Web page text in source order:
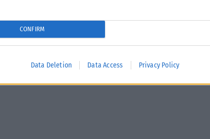
CONFIRM
Data Deletion Data Access Privacy Policy